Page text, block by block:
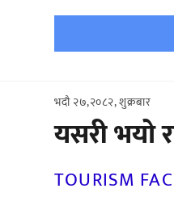
भदौ २७,२०८२, शुक्रबार
यसरी भयो
TOURISM